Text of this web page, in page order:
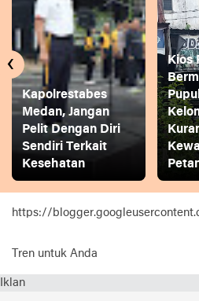
Kapolrestabes
Medan, Jangan
Pelit Dengan Diri
Sendiri Terkait
Kesehatan
Kios
‹
https://
Tren untuk Anda
Iklan